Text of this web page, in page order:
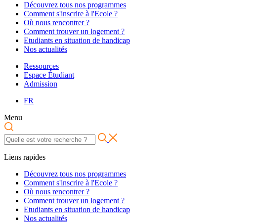
Découvrez tous nos programmes
Comment s'inscrire à l'Ecole ?
Où nous rencontrer ?
Comment trouver un logement ?
Etudiants en situation de handicap
Nos actualités
Ressources
Espace Étudiant
Admission
FR
Menu
Liens rapides
Découvrez tous nos programmes
Comment s'inscrire à l'Ecole ?
Où nous rencontrer ?
Comment trouver un logement ?
Etudiants en situation de handicap
Nos actualités